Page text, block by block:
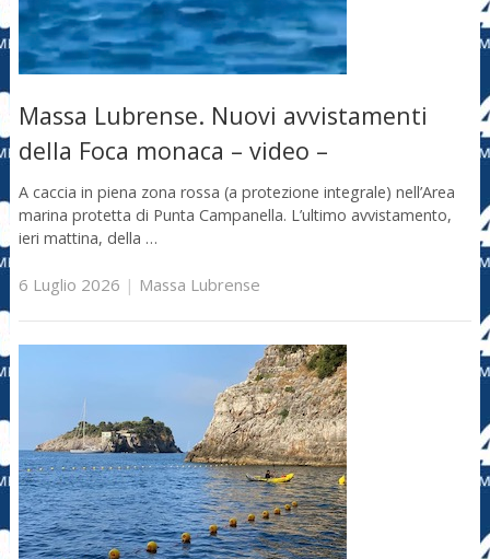
Massa Lubrense. Nuovi avvistamenti
della Foca monaca – video –
A caccia in piena zona rossa (a protezione integrale) nell’Area
marina protetta di Punta Campanella. L’ultimo avvistamento,
ieri mattina, della …
6 Luglio 2026 | Massa Lubrense